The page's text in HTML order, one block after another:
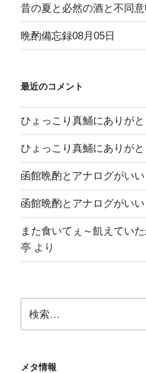
昔の夏と必然の酒と不同
晩酌備忘録08月05日
最近のコメント
ひょっこり真鯒にありがと
ひょっこり真鯒にありがと
函館晩酌とアナログがいい
函館晩酌とアナログがいい
また食いてぇ～飢えてい
亭 より
索:
メタ情報